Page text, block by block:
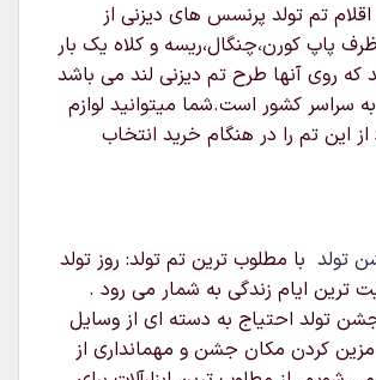
تم تولد پرنسس های دیزنی از
پاپ کورن،چنگال،ریسه و کلاه یک بار
روی آنها طرح تم دیزنی لند می باشد
سراسر کشور است.شما میتوانید لوازم
از این تم را در هنگام خرید انتخاب
تولد با مطلوب ترین تم تولد: روز تولد
ترین ایام زندگی به شمار می رود .
تولد احتیاج به دسته ای از وسایل
مزین کردن مکان جشن و مهمانداری از